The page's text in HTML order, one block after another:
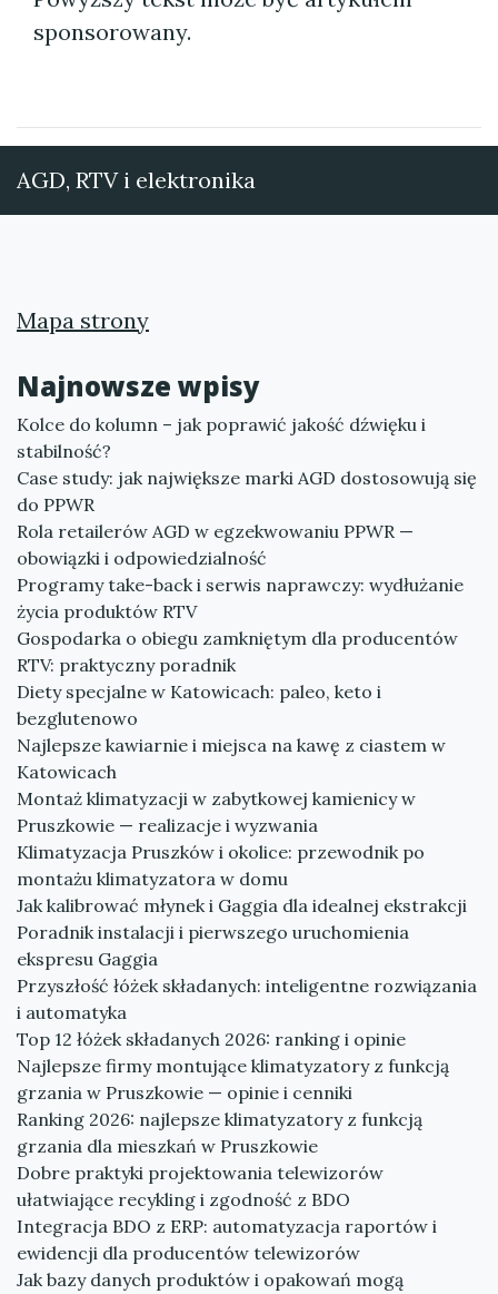
sponsorowany.
AGD, RTV i elektronika
Mapa strony
Najnowsze wpisy
Kolce do kolumn – jak poprawić jakość dźwięku i
stabilność?
Case study: jak największe marki AGD dostosowują się
do PPWR
Rola retailerów AGD w egzekwowaniu PPWR —
obowiązki i odpowiedzialność
Programy take-back i serwis naprawczy: wydłużanie
życia produktów RTV
Gospodarka o obiegu zamkniętym dla producentów
RTV: praktyczny poradnik
Diety specjalne w Katowicach: paleo, keto i
bezglutenowo
Najlepsze kawiarnie i miejsca na kawę z ciastem w
Katowicach
Montaż klimatyzacji w zabytkowej kamienicy w
Pruszkowie — realizacje i wyzwania
Klimatyzacja Pruszków i okolice: przewodnik po
montażu klimatyzatora w domu
Jak kalibrować młynek i Gaggia dla idealnej ekstrakcji
Poradnik instalacji i pierwszego uruchomienia
ekspresu Gaggia
Przyszłość łóżek składanych: inteligentne rozwiązania
i automatyka
Top 12 łóżek składanych 2026: ranking i opinie
Najlepsze firmy montujące klimatyzatory z funkcją
grzania w Pruszkowie — opinie i cenniki
Ranking 2026: najlepsze klimatyzatory z funkcją
grzania dla mieszkań w Pruszkowie
Dobre praktyki projektowania telewizorów
ułatwiające recykling i zgodność z BDO
Integracja BDO z ERP: automatyzacja raportów i
ewidencji dla producentów telewizorów
Jak bazy danych produktów i opakowań mogą